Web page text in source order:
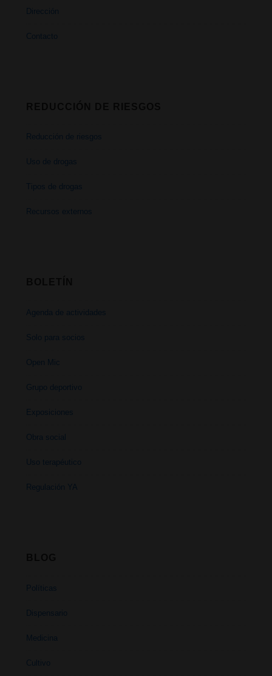
Dirección
Contacto
Reducción de riesgos
Uso de drogas
Tipos de drogas
Recursos externos
Agenda de actividades
Solo para socios
Open Mic
Grupo deportivo
Exposiciones
Obra social
Uso terapéutico
Regulación YA
Políticas
Dispensario
Medicina
Cultivo